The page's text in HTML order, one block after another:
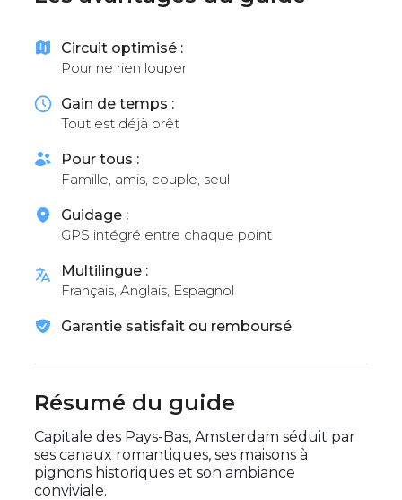
Circuit optimisé :
Pour ne rien louper
Gain de temps :
Tout est déjà prêt
Pour tous :
Famille, amis, couple, seul
Guidage :
GPS intégré entre chaque point
Multilingue :
Français, Anglais, Espagnol
Garantie satisfait ou remboursé
Résumé du guide
Capitale des Pays-Bas, Amsterdam séduit par
ses canaux romantiques, ses maisons à
pignons historiques et son ambiance
conviviale.